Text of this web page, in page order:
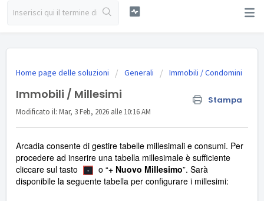
Home page delle soluzioni Generali Immobili / Condomini
Immobili / Millesimi Stampa
Modificato il: Mar, 3 Feb, 2026 alle 10:16 AM
Arcadia consente di gestire tabelle millesimali e consumi. Per
procedere ad inserire una tabella millesimale è sufficiente
cliccare sul tasto
o “+ Nuovo Millesimo”. Sarà
disponibile la seguente tabella per configurare i millesimi: